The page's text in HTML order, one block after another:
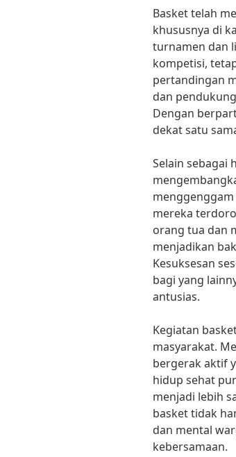
Basket telah
khususnya di
turnamen dan
kompetisi,
pertandingan
dan
Dengan
dekat satu
Selain sebagai
mereka
orang tua dan
menjadikan
Kesuksesan
bagi yang
antusias.
Kegiatan
masyarakat.
bergerak aktif
hidup sehat
menjadi lebih
basket tidak
dan mental
kebersamaan.